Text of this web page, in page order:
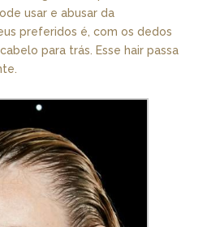
usar e abusar da
preferidos é, com os dedos
para trás. Esse hair passa